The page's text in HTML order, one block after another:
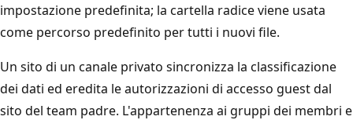
impostazione predefinita; la cartella radice viene usata
come percorso predefinito per tutti i nuovi file.
Un sito di un canale privato sincronizza la classificazione
dei dati ed eredita le autorizzazioni di accesso guest dal
sito del team padre. L'appartenenza ai gruppi dei membri e